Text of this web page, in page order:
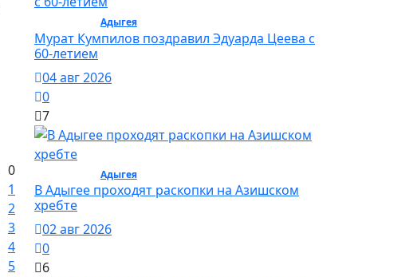
0
1
2
3
4
5
Адыгея/ Общество
Мурат Кумпилов поздравил Эдуарда Цеева с
60-летием
04 авг 2026
0
7
Адыгея/ Общество
В Адыгее проходят раскопки на Азишском
хребте
02 авг 2026
0
6